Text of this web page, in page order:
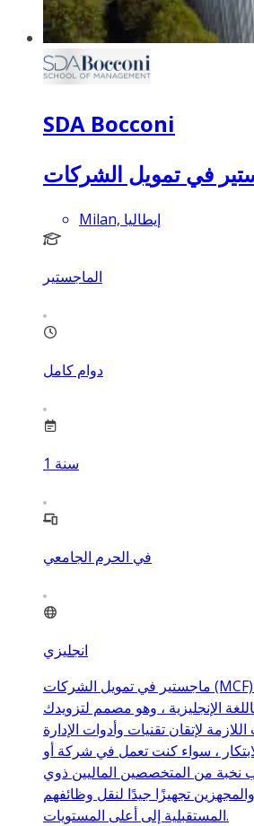
SDA Bocconi
Milan, إيطاليا
الماجستير
دوام كامل
1 سنة
في الحرم الجامعي
انجليزي
ماجستير في تمويل الشركات (MCF) هو برنامج مكثف ومحفز
الإنجليزية ، وهو مصمم لتزويدك
لإتقان تقنيات وأدوات الإدارة
، سواء كنت تعمل في شركة أو
نخبة من المتخصصين الماليين ذوي
والمجهزين تجهيزًا جيدًا لنقل وظائفهم
المستقبلية إلى أعلى المستويات.